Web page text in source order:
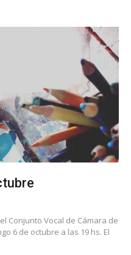
Conjunto Vocal de Cámara de
6 de octubre a las 19 hs. El